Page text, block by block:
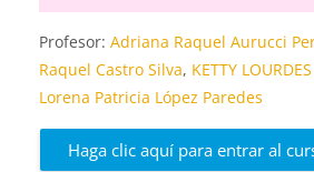
Profesor: Adriana Raquel Aurucci
Raquel Castro Silva, KETTY
Lorena Patricia López Paredes
Haga clic aquí para entrar al